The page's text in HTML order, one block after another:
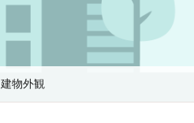
建物外観